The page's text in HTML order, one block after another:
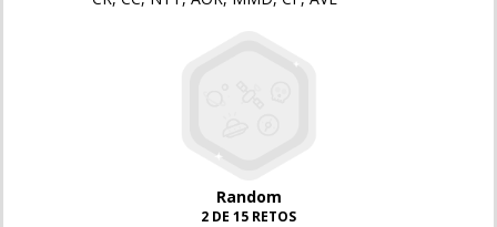
Random
2 DE 15 RETOS